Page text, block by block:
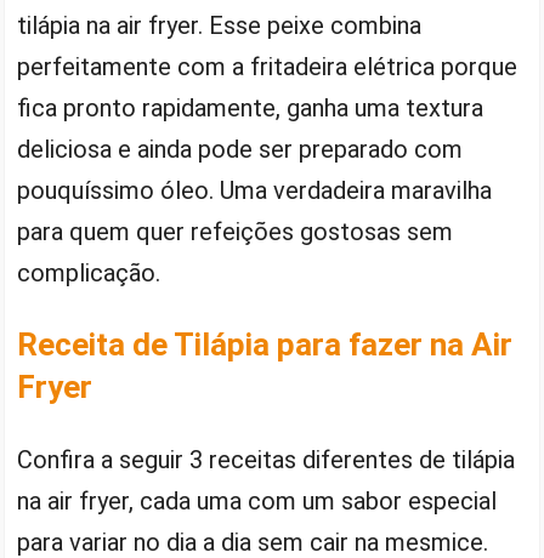
tilápia na air fryer. Esse peixe combina
perfeitamente com a fritadeira elétrica porque
fica pronto rapidamente, ganha uma textura
deliciosa e ainda pode ser preparado com
pouquíssimo óleo. Uma verdadeira maravilha
para quem quer refeições gostosas sem
complicação.
Receita de Tilápia para fazer na Air
Fryer
Confira a seguir 3 receitas diferentes de tilápia
na air fryer, cada uma com um sabor especial
para variar no dia a dia sem cair na mesmice.